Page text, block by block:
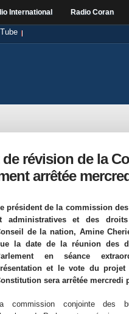
International Radio Coran
révision de la
arrêtée
président de la commission
administratives et des
de la nation, Amine
la date de la réunion des
en séance
et le vote du
sera arrêtée mercredi
commission conjointe des